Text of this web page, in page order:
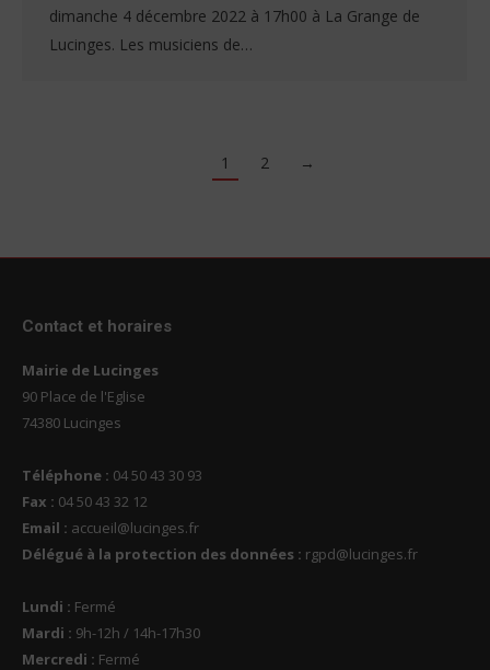
dimanche 4 décembre 2022 à 17h00 à La Grange de
Lucinges. Les musiciens de…
1 2 →
Contact et horaires
Mairie de Lucinges
90 Place de l'Eglise
74380 Lucinges
Téléphone : 04 50 43 30 93
Fax : 04 50 43 32 12
Email : accueil@lucinges.fr
Délégué à la protection des données : rgpd@lucinges.fr
Lundi : Fermé
Mardi : 9h-12h / 14h-17h30
Mercredi : Fermé